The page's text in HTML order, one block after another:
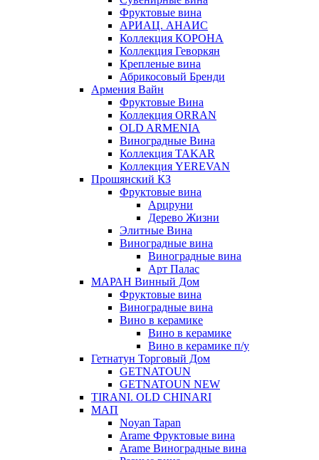
Фруктовые вина
АРИАЦ. АНАИС
Коллекция КОРОНА
Коллекция Геворкян
Крепленые вина
Абрикосовый Бренди
Армения Вайн
Фруктовые Вина
Коллекция ORRAN
OLD ARMENIA
Виноградные Вина
Коллекция TAKAR
Коллекция YEREVAN
Прошянский КЗ
Фруктовые вина
Арцруни
Дерево Жизни
Элитные Вина
Виноградные вина
Виноградные вина
Арт Палас
МАРАН Винный Дом
Фруктовые вина
Виноградные вина
Вино в керамике
Вино в керамике
Вино в керамике п/у
Гетнатун Торговый Дом
GETNATOUN
GETNATOUN NEW
TIRANI. OLD CHINARI
МАП
Noyan Tapan
Arame Фруктовые вина
Arame Виноградные вина